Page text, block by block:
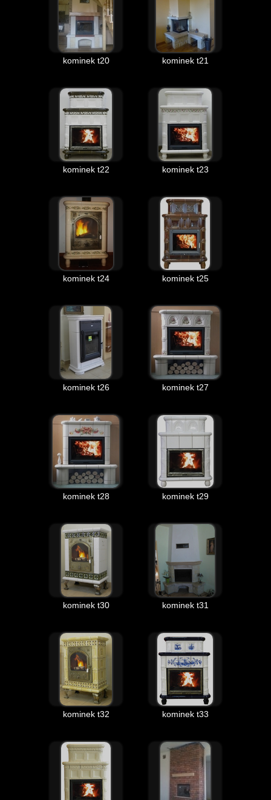
kominek t20 kominek t21
kominek t22 kominek t23
kominek t24 kominek t25
kominek t26 kominek t27
kominek t28 kominek t29
kominek t30 kominek t31
kominek t32 kominek t33